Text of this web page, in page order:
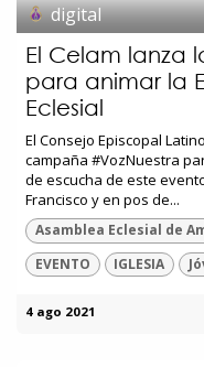
digital
El Celam lanza
para animar la
Eclesial
El Consejo Episcopal
campaña #VozNuestra
de escucha de este
Francisco y en pos de...
Asamblea Eclesial de
EVENTO
IGLESIA
4 ago 2021